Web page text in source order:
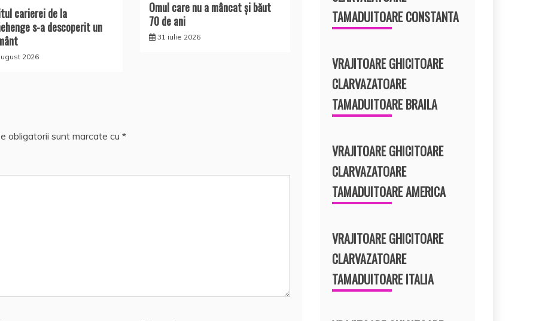
carierei de la
s-a descoperit un
2026
Omul care nu a mâncat şi băut
70 de ani
31 iulie 2026
obligatorii sunt marcate cu *
TAMADUITOARE CONSTANTA
VRAJITOARE GHICITOARE
CLARVAZATOARE
TAMADUITOARE BRAILA
VRAJITOARE GHICITOARE
CLARVAZATOARE
TAMADUITOARE AMERICA
VRAJITOARE GHICITOARE
CLARVAZATOARE
TAMADUITOARE ITALIA